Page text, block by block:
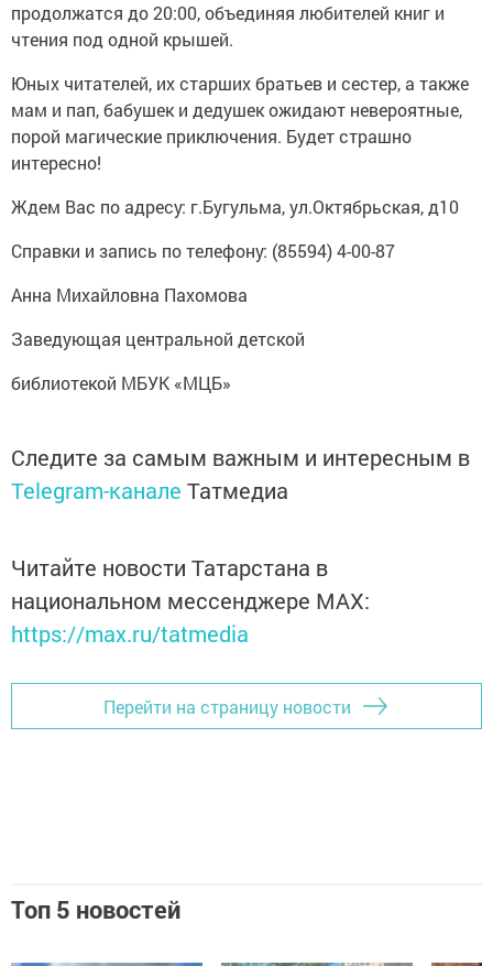
продолжатся до 20:00, объединяя любителей книг и
чтения под одной крышей.
Юных читателей, их старших братьев и сестер, а также
мам и пап, бабушек и дедушек ожидают невероятные,
порой магические приключения. Будет страшно
интересно!
Ждем Вас по адресу: г.Бугульма, ул.Октябрьская, д10
Справки и запись по телефону: (85594) 4-00-87
Анна Михайловна Пахомова
Заведующая центральной детской
библиотекой МБУК «МЦБ»
Следите за самым важным и интересным в
Telegram-канале Татмедиа
Читайте новости Татарстана в
национальном мессенджере MАХ:
https://max.ru/tatmedia
Перейти на страницу новости
Топ 5 новостей